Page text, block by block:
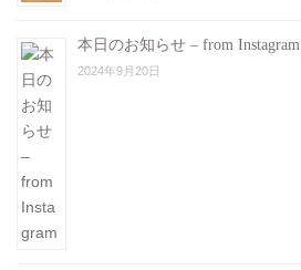
本日のお知らせ – from Instagram
2024年9月20日